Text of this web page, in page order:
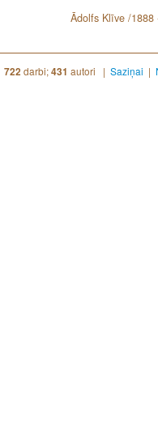
Ādolfs Klīve /1888
722 darbi;431 autori | Saziņai |